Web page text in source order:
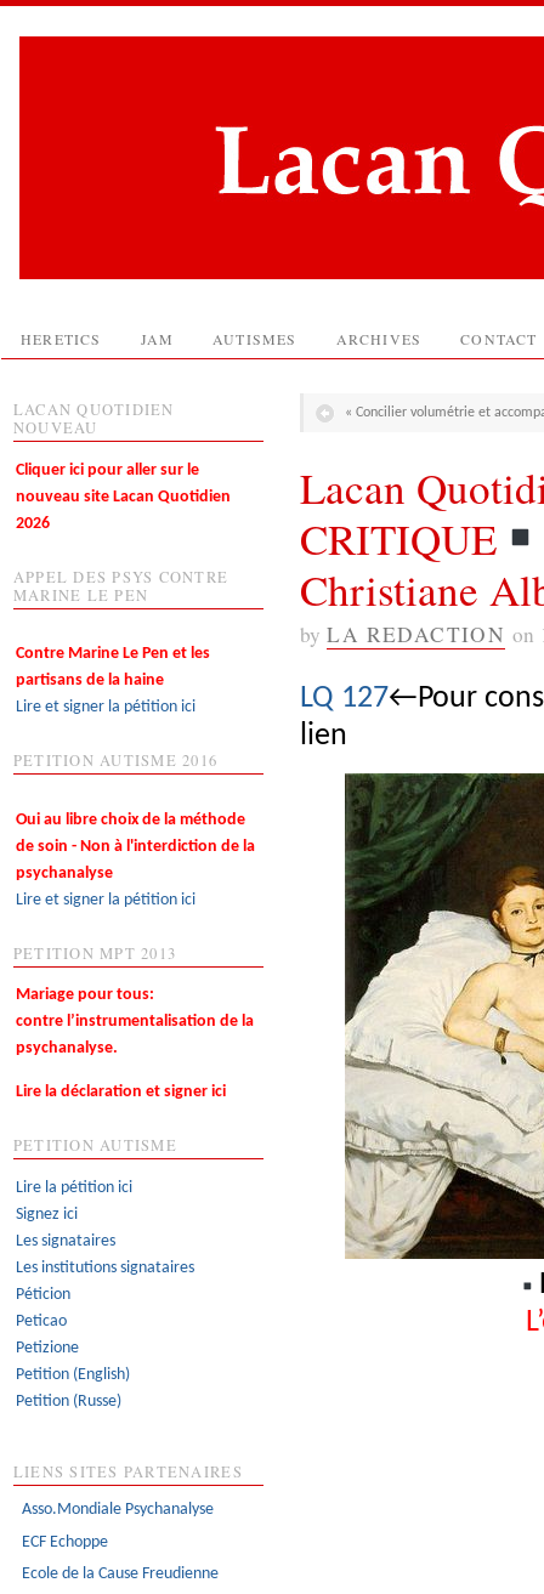
HERETICS JAM AUTISMES ARCHIVES CONTACT
« Concilier volumétrie et
Lacan
CRITIQUE
Christiane
by LA REDACTION on
LQ 127←Pour
lien
LACAN QUOTIDIEN
NOUVEAU
Cliquer ici pour aller sur le
nouveau site Lacan Quotidien
2026
APPEL DES PSYS CONTRE
MARINE LE PEN
Contre Marine Le Pen et les
partisans de la haine
Lire et signer la pétition ici
PETITION AUTISME 2016
Oui au libre choix de la méthode
de soin - Non à l'interdiction de la
psychanalyse
Lire et signer la pétition ici
PETITION MPT 2013
Mariage pour tous:
contre l’instrumentalisation de la
psychanalyse.
Lire la déclaration et signer ici
PETITION AUTISME
Lire la pétition ici
Signez ici
Les signataires
Les institutions signataires
Péticion
Peticao
Petizione
Petition (English)
Petition (Russe)
LIENS SITES PARTENAIRES
Asso.Mondiale Psychanalyse
ECF Echoppe
Ecole de la Cause Freudienne